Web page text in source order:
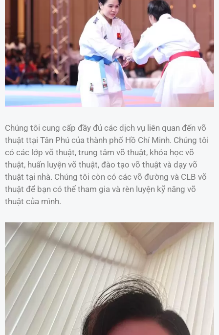
Chúng tôi cung cấp đầy đủ các dịch vụ liên quan đến võ
thuật ttại Tân Phú của thành phố Hồ Chí Minh. Chúng tôi
có các lớp võ thuật, trung tâm võ thuật, khóa học võ
thuật, huấn luyện võ thuật, đào tạo võ thuật và dạy võ
thuật tại nhà. Chúng tôi còn có các võ đường và CLB võ
thuật để bạn có thể tham gia và rèn luyện kỹ năng võ
thuật của mình.